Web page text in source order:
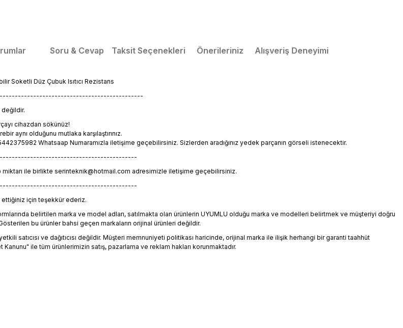
Soru & Cevap Taksit Seçenekleri Önerileriniz Alışveriş Deneyimi
Soketli Düz Çubuk Isıtıcı Rezistans
değildir.
cihazdan sökünüz!
aynı olduğunu mutlaka karşılaştırınız.
Whatsaap Numaramızla iletişime geçebilirsiniz. Sizlerden aradığınız yedek parçanın görseli istenecektir.
miktarı ile birlikte serinteknik@hotmail.com adresimizle iletişime geçebilirsiniz.
ettiğiniz için teşekkür ederiz.
belirtilen marka ve model adları, satılmakta olan ürünlerin UYUMLU olduğu marka ve modelleri belirtmek ve müşteriyi doğru
bu ürünler bahsi geçen markaların orijinal ürünleri değildir.
satıcısı ve dağıtıcısı değildir. Müşteri memnuniyeti politikası haricinde, orijinal marka ile ilişik herhangi bir garanti taahhüt
ile tüm ürünlerimizin satış, pazarlama ve reklam hakları korunmaktadır.